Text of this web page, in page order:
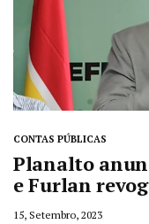
CONTAS PÚBLICAS
Planalto
e Furlan
15, Setembro, 2023